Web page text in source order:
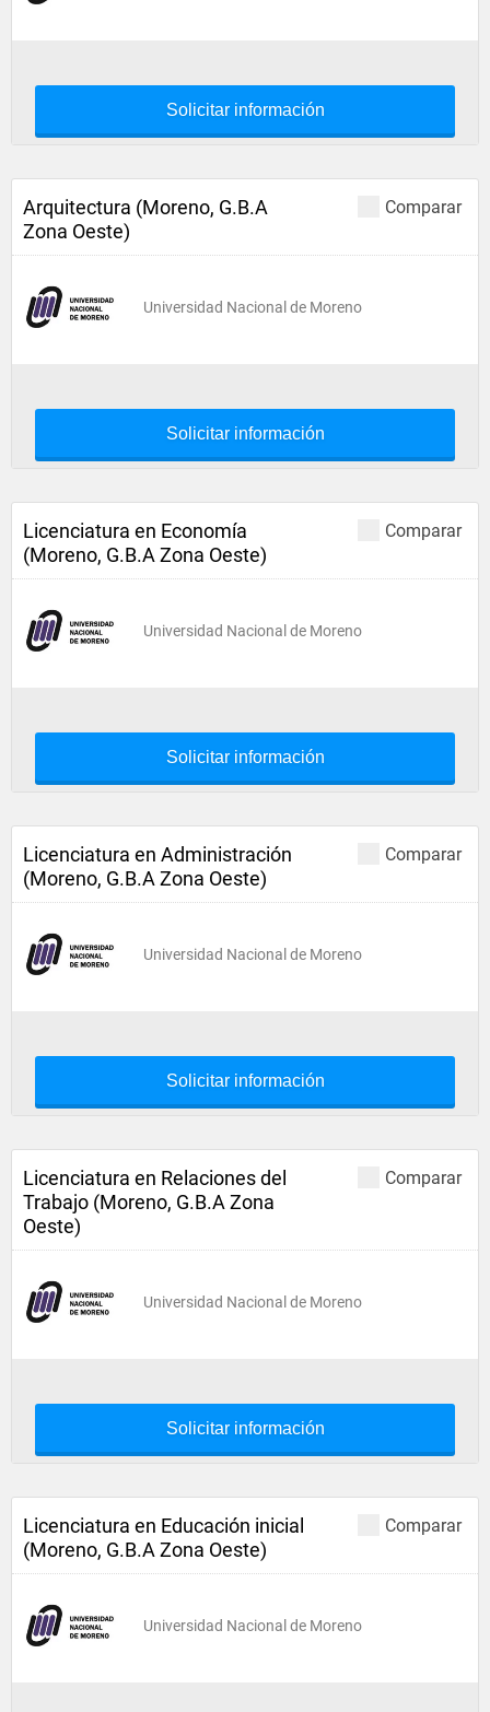
Solicitar información
Comparar
Arquitectura (Moreno, G.B.A
Zona Oeste)
Universidad Nacional de Moreno
Solicitar información
Comparar
Licenciatura en Economía
(Moreno, G.B.A Zona Oeste)
Universidad Nacional de Moreno
Solicitar información
Comparar
Licenciatura en Administración
(Moreno, G.B.A Zona Oeste)
Universidad Nacional de Moreno
Solicitar información
Comparar
Licenciatura en Relaciones del
Trabajo (Moreno, G.B.A Zona
Oeste)
Universidad Nacional de Moreno
Solicitar información
Comparar
Licenciatura en Educación inicial
(Moreno, G.B.A Zona Oeste)
Universidad Nacional de Moreno